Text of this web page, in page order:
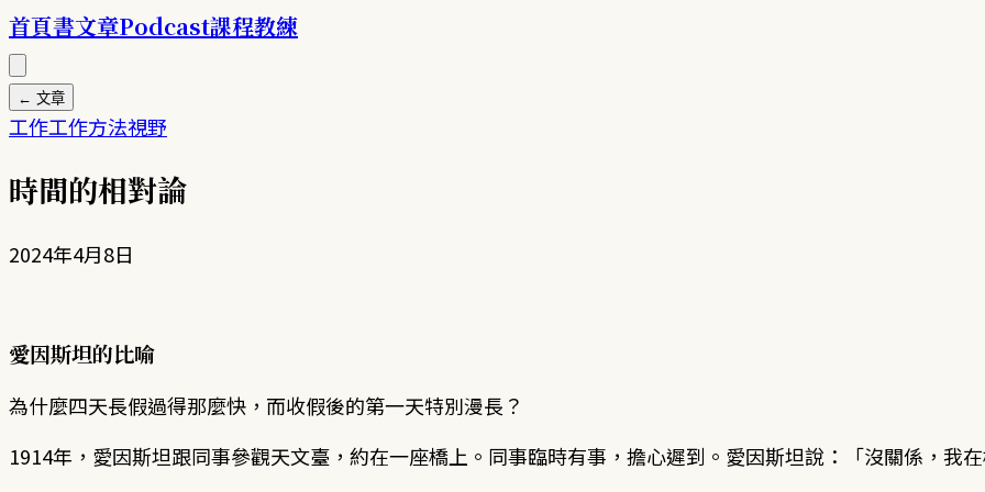
首頁書文章Podcast課程教練
← 文章
工作工作方法視野
時間的相對論
2024年4月8日
愛因斯坦的比喻
為什麼四天長假過得那麼快，而收假後的第一天特別漫長？
1914年，愛因斯坦跟同事參觀天文臺，約在一座橋上。同事臨時有事，擔心遲到。愛因斯坦說：「沒關係，我在